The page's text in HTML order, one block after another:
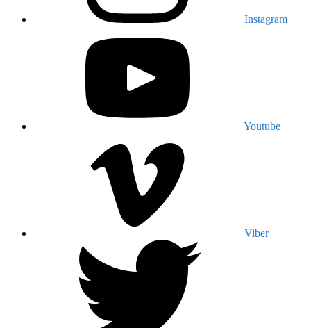
Instagram
Youtube
Viber